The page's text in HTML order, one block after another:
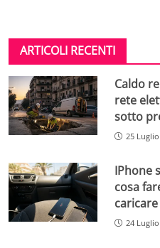
ARTICOLI RECENTI
Caldo
rete
sotto
25
IPhone
cosa
caricare
24